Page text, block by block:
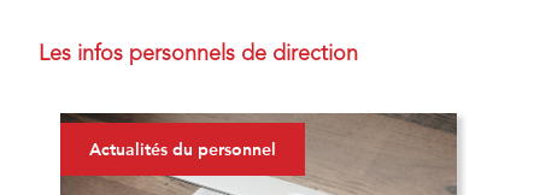
Les infos personnels de direction
Actualités du personnel